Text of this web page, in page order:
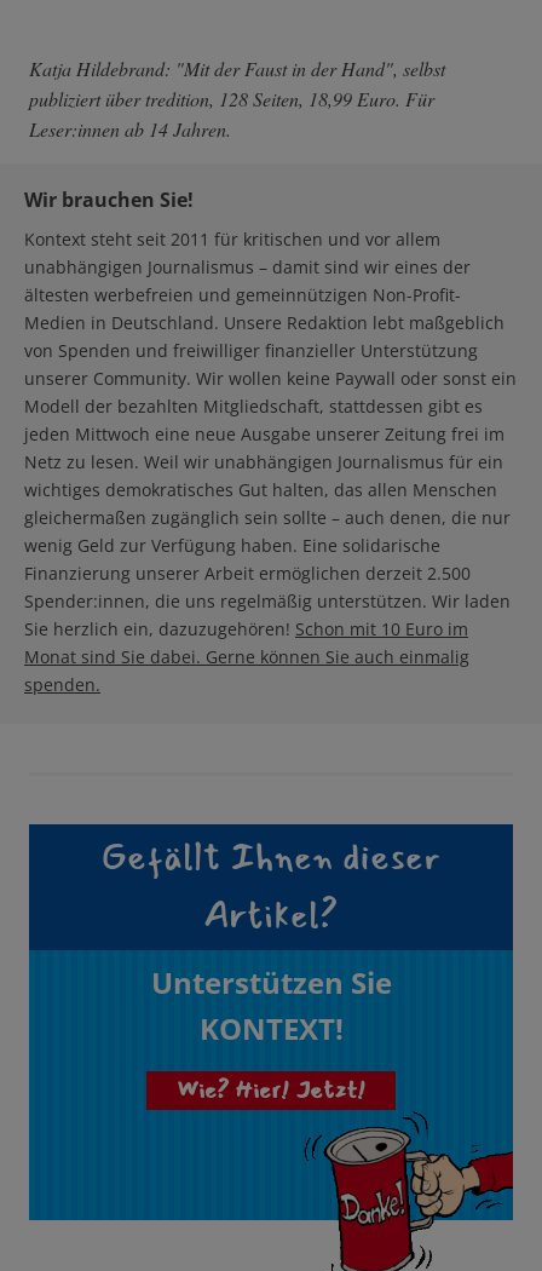
Katja Hildebrand: "Mit der Faust in der Hand", selbst
publiziert über tredition, 128 Seiten, 18,99 Euro. Für
Leser:innen ab 14 Jahren.
Wir brauchen Sie!
Kontext steht seit 2011 für kritischen und vor allem
unabhängigen Journalismus – damit sind wir eines der
ältesten werbefreien und gemeinnützigen Non-Profit-
Medien in Deutschland. Unsere Redaktion lebt maßgeblich
von Spenden und freiwilliger finanzieller Unterstützung
unserer Community. Wir wollen keine Paywall oder sonst ein
Modell der bezahlten Mitgliedschaft, stattdessen gibt es
jeden Mittwoch eine neue Ausgabe unserer Zeitung frei im
Netz zu lesen. Weil wir unabhängigen Journalismus für ein
wichtiges demokratisches Gut halten, das allen Menschen
gleichermaßen zugänglich sein sollte – auch denen, die nur
wenig Geld zur Verfügung haben. Eine solidarische
Finanzierung unserer Arbeit ermöglichen derzeit 2.500
Spender:innen, die uns regelmäßig unterstützen. Wir laden
Sie herzlich ein, dazuzugehören! Schon mit 10 Euro im
Monat sind Sie dabei. Gerne können Sie auch einmalig
spenden.
Gefällt Ihnen dieser
Artikel?
Unterstützen Sie
KONTEXT!
Wie? Hier! Jetzt!